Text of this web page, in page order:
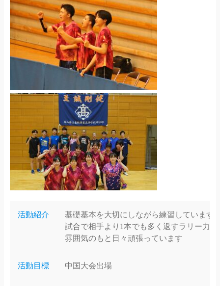
活動紹介
基礎基本を大切にしながら練習しています
試合で相手より1本でも多く返すラリー力
雰囲気のもと日々頑張っています
活動目標 中国大会出場